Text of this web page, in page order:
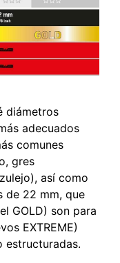
diámetros
adecuados
comunes
gres
así como
de 22 mm, que
GOLD) son para
EXTREME)
estructuradas.